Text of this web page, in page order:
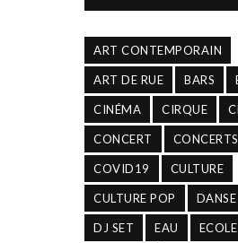
ART CONTEMPORAIN
ART DE RUE BARS
CINÉMA CIRQUE
CONCERT CONCERTS
COVID19 CULTURE
CULTURE POP DANSE
DJ SET EAU ECOLE